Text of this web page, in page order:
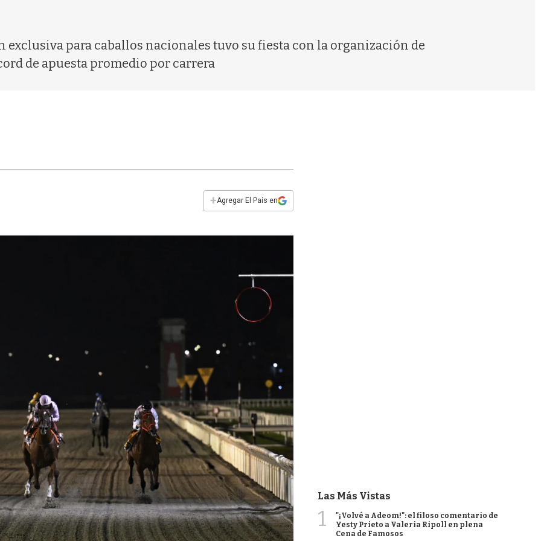
exclusiva para caballos nacionales tuvo su fiesta con la organización de
de apuesta promedio por carrera
+Agregar El País en
Las Más Vistas
1
"¡Volvé a Adeom!": el filoso comentario de
Yesty Prieto a Valeria Ripoll en plena
Cena de Famosos